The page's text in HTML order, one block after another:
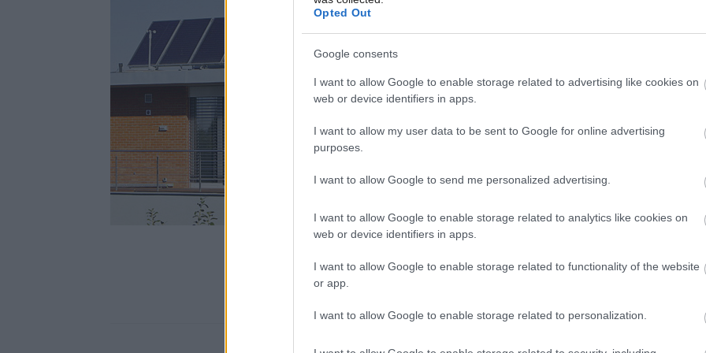
Opted Out
Google consents
I want to allow Google to enable storage related to advertising like cookies on
web or device identifiers in apps.
I want to allow my user data to be sent to Google for online advertising
purposes.
I want to allow Google to send me personalized advertising.
I want to allow Google to enable storage related to analytics like cookies on
web or device identifiers in apps.
I want to allow Google to enable storage related to functionality of the website
or app.
I want to allow Google to enable storage related to personalization.
v nízkoenergetických
Objekty, pri ktorých sa nedbá na zníženú spotrebu
energie na prevádzku, štandardne spotrebujú
táto hodnota dosiahnuť 50 % a viac. Vďaka
vykurovanie, ktoré by inak uniklo oknami a ďalšími
ohriatej vody. Dá sa tu vôbec ešte niečo ušetriť?